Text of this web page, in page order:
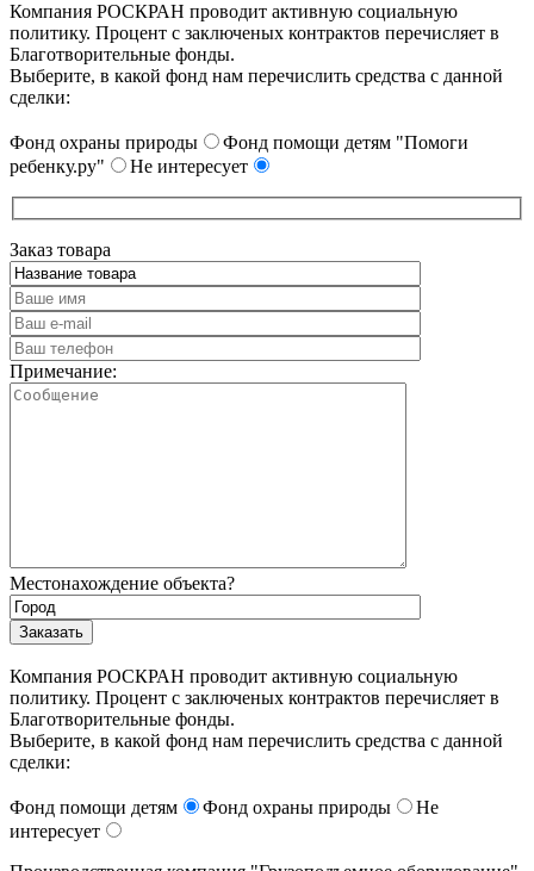
Компания РОСКРАН проводит активную социальную
политику. Процент с заключеных контрактов перечисляет в
Благотворительные фонды.
Выберите, в какой фонд нам перечислить средства с данной
сделки:
Фонд охраны природы
Фонд помощи детям "Помоги
ребенку.ру"
Не интересует
Заказ товара
Примечание:
Местонахождение объекта?
Компания РОСКРАН проводит активную социальную
политику. Процент с заключеных контрактов перечисляет в
Благотворительные фонды.
Выберите, в какой фонд нам перечислить средства с данной
сделки:
Фонд помощи детям Фонд охраны природы
Не
интересует